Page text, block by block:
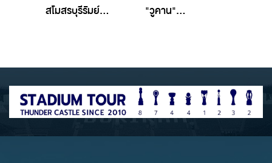
สโมสรบุรีรัมย์... "วูคาน"...